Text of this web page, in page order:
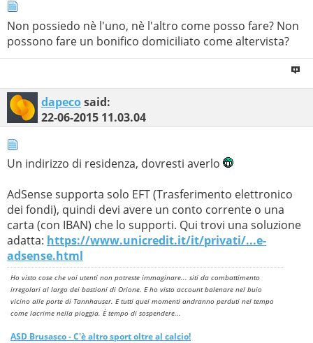
Non possiedo nè l'uno, nè l'altro come posso fare? Non
possono fare un bonifico domiciliato come altervista?
dapecosaid:
22-06-2015 11.03.04
Un indirizzo di residenza, dovresti averlo
AdSense supporta solo EFT (Trasferimento elettronico
dei fondi), quindi devi avere un conto corrente o una
carta (con IBAN) che lo supporti. Qui trovi una soluzione
adatta: https://www.unicredit.it/it/privati/...e-
adsense.html
Ho visto cose che voi utenti non potreste immaginare... siti da combattimento
irregolari al largo dei bastioni di Orione. E ho visto account balenare nel buio
vicino alle porte di Tannhauser. E tutti quei momenti andranno perduti nel tempo
come lacrime nella pioggia. È tempo di sospendere...
ASD Brusasco- C'è altro sport oltre al calcio!